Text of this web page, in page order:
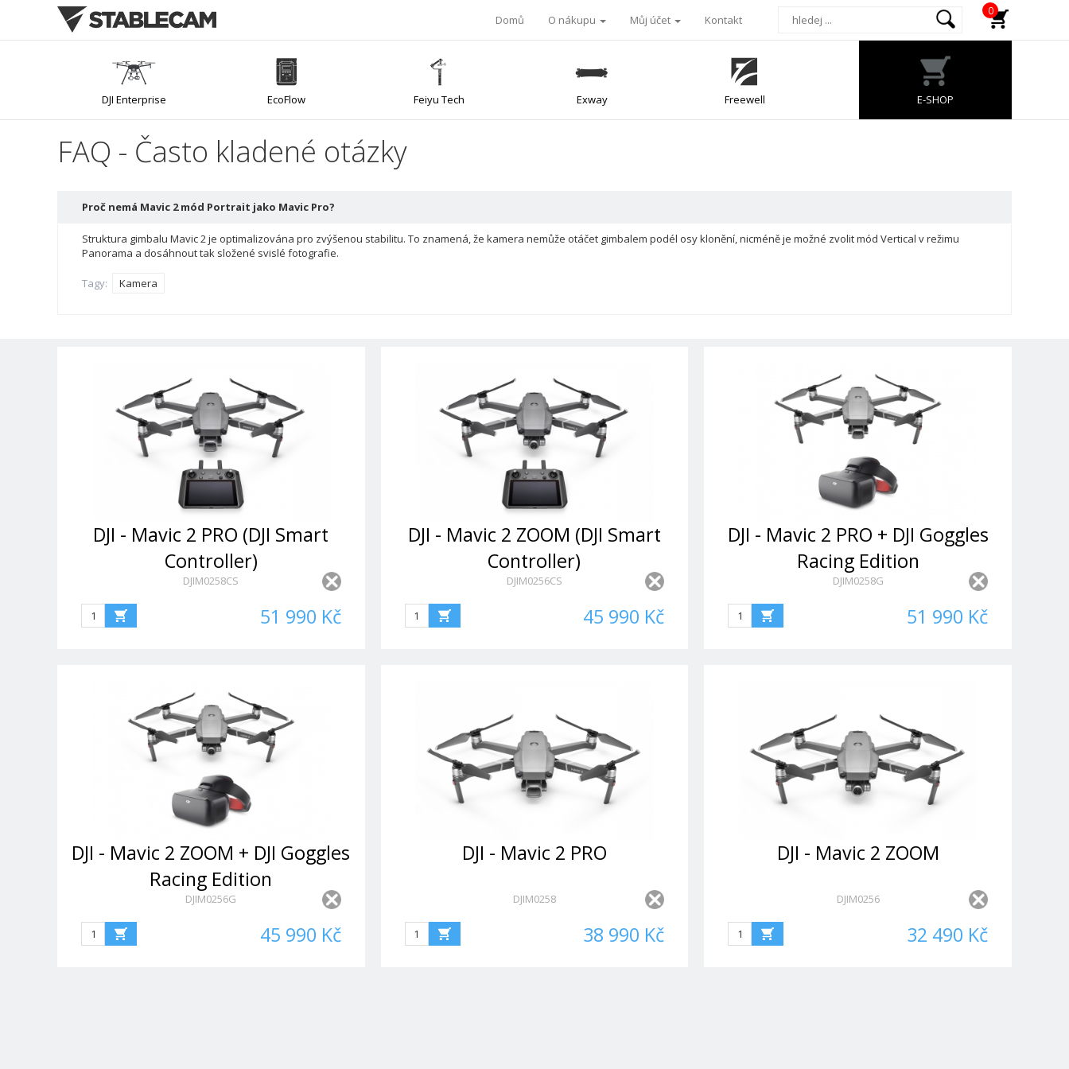
0
Domů O nákupu Můj účet Kontakt
E-SHOP
DJI Enterprise EcoFlow Feiyu Tech Exway Freewell
FAQ - Často kladené otázky
Proč nemá Mavic 2 mód Portrait jako Mavic Pro?
Struktura gimbalu Mavic 2 je optimalizována pro zvýšenou stabilitu. To znamená, že kamera nemůže otáčet gimbalem podél osy klonění, nicméně je možné zvolit mód Vertical v režimu
Panorama a dosáhnout tak složené svislé fotografie.
Tagy: Kamera
DJI - Mavic 2 PRO (DJI Smart
Controller)
DJIM0258CS
51 990 Kč
DJI - Mavic 2 ZOOM (DJI Smart
Controller)
DJIM0256CS
45 990 Kč
DJI - Mavic 2 PRO + DJI Goggles
Racing Edition
DJIM0258G
51 990 Kč
DJI - Mavic 2 ZOOM + DJI Goggles
Racing Edition
DJIM0256G
45 990 Kč
DJI - Mavic 2 PRO
DJIM0258
38 990 Kč
DJI - Mavic 2 ZOOM
DJIM0256
32 490 Kč